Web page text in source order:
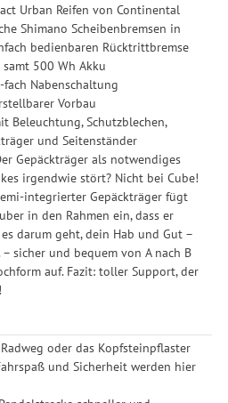
Urban Reifen von Continental
Shimano Scheibenbremsen in
bedienbaren Rücktrittbremse
500 Wh Akku
Nabenschaltung
Vorbau
Beleuchtung, Schutzblechen,
und Seitenständer
Gepäckträger als notwendiges
irgendwie stört? Nicht bei Cube!
integrierter Gepäckträger fügt
in den Rahmen ein, dass er
darum geht, dein Hab und Gut –
– sicher und bequem von A nach B
auf. Fazit: toller Support, der
oder das Kopfsteinpflaster
und Sicherheit werden hier